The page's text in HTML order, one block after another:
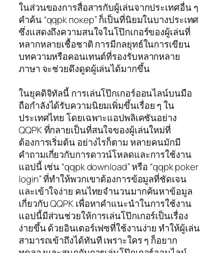
ในส่วนของการสื่อสารกับผู้เล่นจากประเทศอื่น ๆ
คำค้น “qqpk покер” ก็เป็นที่นิยมในบางประเทศ
ซึ่งแสดงถึงความสนใจในโป๊กเกอร์ของผู้เล่นที่
หลากหลายเชื้อชาติ การมีกลยุทธ์ในการเขียน
บทความหรือคอนเทนต์ที่รองรับหลากหลาย
ภาษา จะช่วยดึงดูดผู้เล่นได้มากขึ้น
ในยุคดิจิทัลนี้ การเล่นโป๊กเกอร์ออนไลน์บนมือ
ถือกำลังได้รับความนิยมเพิ่มขึ้นเรื่อย ๆ ใน
ประเทศไทย โดยเฉพาะแอปพลิเคชันอย่าง
QQPK ที่กลายเป็นที่สนใจของผู้เล่นใหม่ที่
ต้องการเริ่มต้น อย่างไรก็ตาม หลายคนมักมี
คำถามเกี่ยวกับการดาวน์โหลดและการใช้งาน
แอปนี้ เช่น “qqpk download” หรือ “qqpk poker
login” ที่ทำให้พวกเขาต้องการข้อมูลที่ชัดเจน
และเข้าใจง่าย คนไทยจำนวนมากค้นหาข้อมูล
เกี่ยวกับ QQPK เพื่อหาคำแนะนำในการใช้งาน
แอปนี้มีส่วนช่วยให้การเล่นโป๊กเกอร์เป็นเรื่อง
ง่ายขึ้น ด้วยอินเตอร์เฟซที่ใช้งานง่าย ทำให้ผู้เล่น
สามารถเข้าถึงได้ทันที เพราะใคร ๆ ก็อยาก